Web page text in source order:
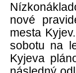
nové
mesta
sobotu na
Kyjeva